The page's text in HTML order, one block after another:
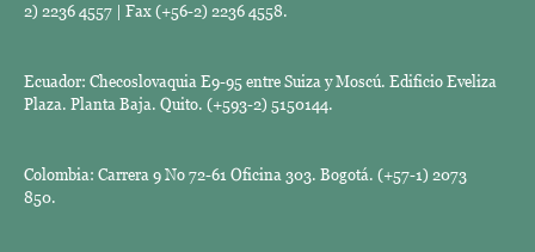
2) 2236 4557 | Fax (+56-2) 2236 4558.
Ecuador: Checoslovaquia E9-95 entre Suiza y Moscú. Edificio Eveliza
Plaza. Planta Baja. Quito. (+593-2) 5150144.
Colombia: Carrera 9 No 72-61 Oficina 303. Bogotá. (+57-1) 2073
850.